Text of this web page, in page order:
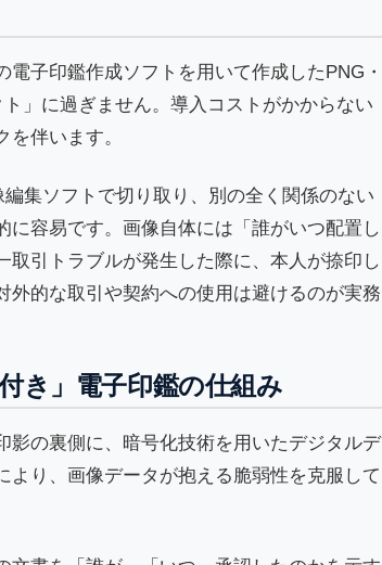
子印鑑作成ソフトを用いて作成したPNG・
」に過ぎません。導入コストがかからない
伴います。
集ソフトで切り取り、別の全く関係のない
容易です。画像自体には「誰がいつ配置し
引トラブルが発生した際に、本人が捺印し
的な取引や契約への使用は避けるのが実務
き」電子印鑑の仕組み
の裏側に、暗号化技術を用いたデジタルデ
り、画像データが抱える脆弱性を克服して